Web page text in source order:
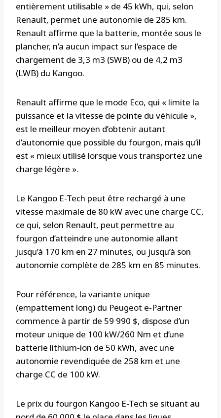
entièrement utilisable » de 45 kWh, qui, selon
Renault, permet une autonomie de 285 km.
Renault affirme que la batterie, montée sous le
plancher, n’a aucun impact sur l’espace de
chargement de 3,3 m3 (SWB) ou de 4,2 m3
(LWB) du Kangoo.
Renault affirme que le mode Eco, qui « limite la
puissance et la vitesse de pointe du véhicule »,
est le meilleur moyen d’obtenir autant
d’autonomie que possible du fourgon, mais qu’il
est « mieux utilisé lorsque vous transportez une
charge légère ».
Le Kangoo E-Tech peut être rechargé à une
vitesse maximale de 80 kW avec une charge CC,
ce qui, selon Renault, peut permettre au
fourgon d’atteindre une autonomie allant
jusqu’à 170 km en 27 minutes, ou jusqu’à son
autonomie complète de 285 km en 85 minutes.
Pour référence, la variante unique
(empattement long) du Peugeot e-Partner
commence à partir de 59 990 $, dispose d’un
moteur unique de 100 kW/260 Nm et d’une
batterie lithium-ion de 50 kWh, avec une
autonomie revendiquée de 258 km et une
charge CC de 100 kW.
Le prix du fourgon Kangoo E-Tech se situant au